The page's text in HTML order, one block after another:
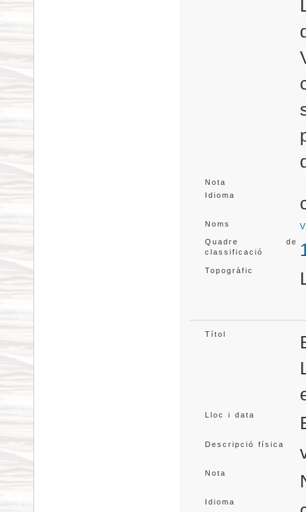
Nota
Idioma
Noms
Quadre de
classificació
Topogràfic
Títol
Lloc i data
Descripció física
Nota
Idioma